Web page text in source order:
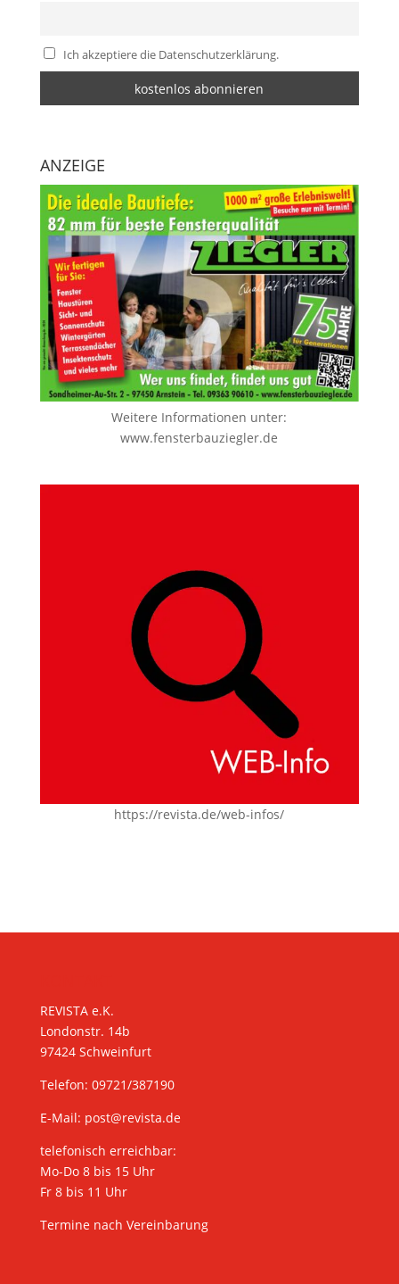
Ich akzeptiere die Datenschutzerklärung.
ANZEIGE
Weitere Informationen unter:
www.fensterbauziegler.de
https://revista.de/web-infos/
REVISTA e.K.
Londonstr. 14b
97424 Schweinfurt
Telefon: 09721/387190
E-Mail: post@revista.de
telefonisch erreichbar:
Mo-Do 8 bis 15 Uhr
Fr 8 bis 11 Uhr
Termine nach Vereinbarung